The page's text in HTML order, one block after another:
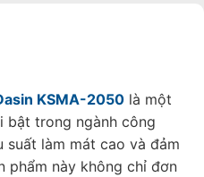
KSMA-2050 là một
bật trong ngành công
suất làm mát cao và đảm
phẩm này không chỉ đơn